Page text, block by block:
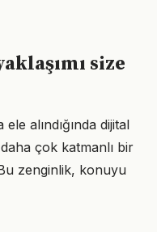
size
alındığında dijital
çok katmanlı bir
zenginlik, konuyu